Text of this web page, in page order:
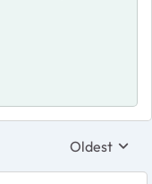
Replies
Oldest